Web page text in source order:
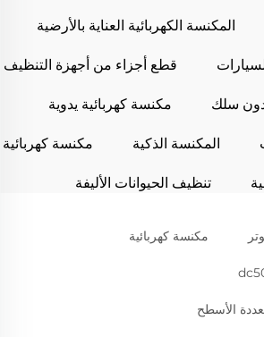
المكنسة الكهربائية العناية بالأرضية
قطع أجزاء من أجهزة التنظيف
سلك
مكنسة كهربائية يدوية
المكنسة الذكية
مكنسة كهربائية
تنظيف الحيوانات الأليفة
مكنسة كهربائية
الأسطح